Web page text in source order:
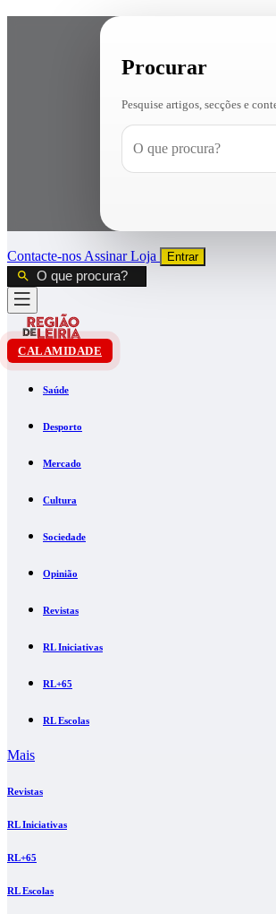
Procurar
Pesquise artigos, secções e
Contacte-nos AssinarLoja Entrar
CALAMIDADE
Saúde
Desporto
Mercado
Cultura
Sociedade
Opinião
Revistas
RL Iniciativas
RL+65
RL Escolas
Mais
Revistas
RL Iniciativas
RL+65
RL Escolas